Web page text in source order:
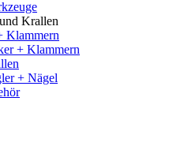
Krallen
Klammern
+ Klammern
+ Nägel